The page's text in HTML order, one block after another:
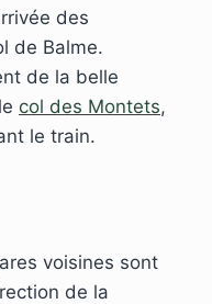
des
de Balme.
de la belle
col des Montets,
le train.
voisines sont
de la